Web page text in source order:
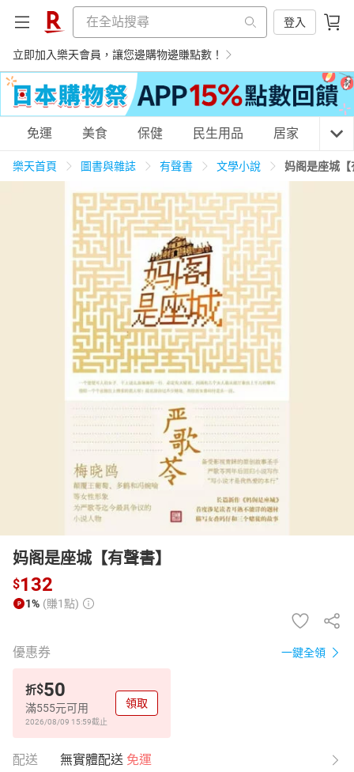
登入
立即加入樂天會員，讓您邊購物邊賺點數！
購物網分類
美食蛋糕 養生保健
3C家電 運動休閒
男裝 化妝保養 情趣用品
HOT
免運 美食 保健 民生用品 居家 3C
樂天首頁 圖書與雜誌 有聲書 文學小說 妈阁是座城【
妈阁是座城【有聲書】
$132
1% (賺1點)
優惠券 一鍵全領
折$50
滿555元可用
2026/08/09 15:59截止
領取
配送 無實體配送 免運